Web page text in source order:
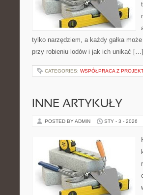
tylko narzędziem, a każdy gałka
przy robieniu lodów i jak ich unikać […]
CATEGORIES: WSPÓŁPRACA Z
INNE ARTYKUŁY
POSTED BY ADMIN STY - 3 - 2026